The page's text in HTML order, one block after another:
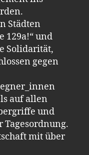
Städten
129a!“ und
Solidarität,
gegen
auf allen
und
mit über